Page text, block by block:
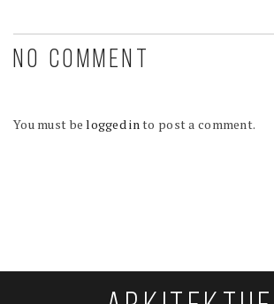
NO COMMENT
You must belogged in to post a comment.